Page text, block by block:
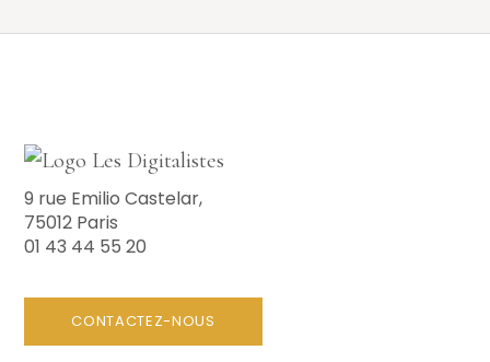
9 rue Emilio Castelar,
75012 Paris
01 43 44 55 20
CONTACTEZ-NOUS